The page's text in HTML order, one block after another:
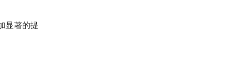
显著的提